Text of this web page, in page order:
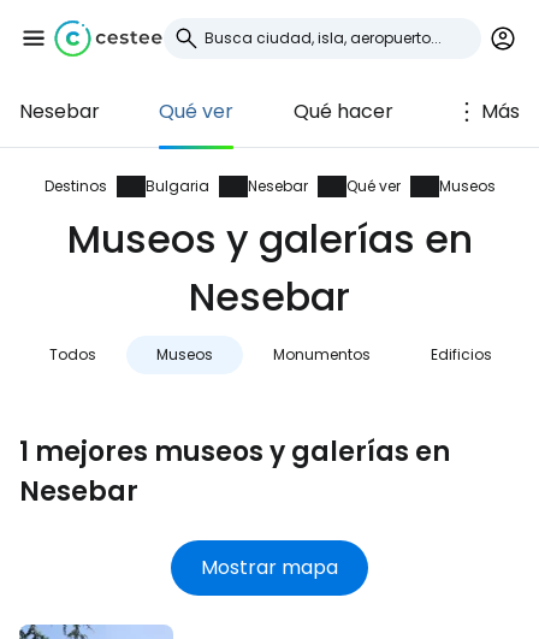
Nesebar Qué ver Qué hacer Más
Destinos Bulgaria Nesebar Qué ver Museos
Museos y galerías en
Nesebar
Todos Museos Monumentos Edificios
1 mejores museos y galerías en
Nesebar
Mostrar mapa
Iniciar sesión en
Cestee
... la comunidad mundial de viajeros